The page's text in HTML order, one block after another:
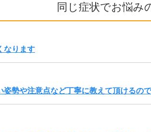
同じ症状でお悩み
なります
勢や注意点など丁寧に教えて頂けるの